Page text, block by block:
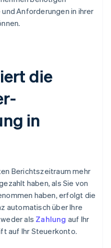
Anforderungen in ihrer
die
in
Berichtszeitraum mehr
haben, als Sie von
haben, erfolgt die
automatisch über Ihre
als Zahlung auf Ihr
auf Ihr Steuerkonto.